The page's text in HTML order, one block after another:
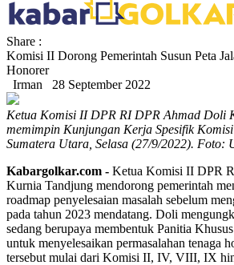
Share :
Komisi II Dorong Pemerintah Susun Peta
Honorer
Irman
28 September 2022
Ketua Komisi II DPR RI DPR Ahmad Doli
memimpin Kunjungan Kerja Spesifik
Sumatera Utara, Selasa (27/9/2022). Foto:
Kabargolkar.com - Ketua Komisi II DPR
Kurnia Tandjung mendorong pemerintah
roadmap penyelesaian masalah sebelum
pada tahun 2023 mendatang. Doli
sedang berupaya membentuk Panitia
untuk menyelesaikan permasalahan tenaga
tersebut mulai dari Komisi II, IV, VIII, IX